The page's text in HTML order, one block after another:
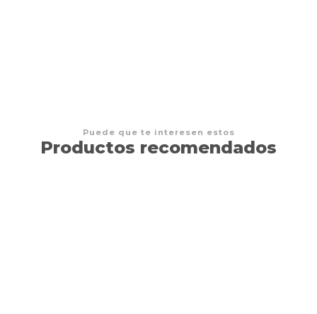
Puede que te interesen estos
Productos recomendados